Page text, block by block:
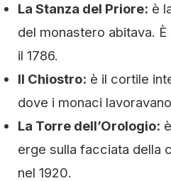
La Stanza del Priore: è
del monastero abitava.
il 1786.
Il Chiostro: è il cortile
dove i monaci
La Torre dell’Orologio:
erge sulla facciata della
nel 1920.